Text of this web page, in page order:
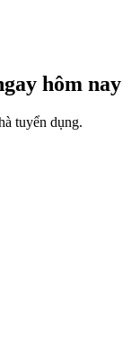
hôm nay
tuyển dụng.